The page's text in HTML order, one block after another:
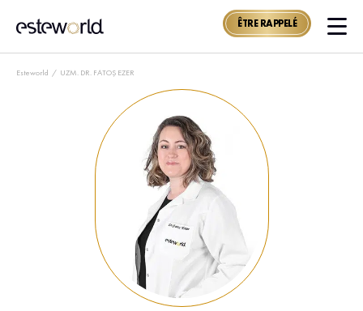
ÊTRE RAPPELÉ
Esteworld / UZM. DR. FATOŞ EZER